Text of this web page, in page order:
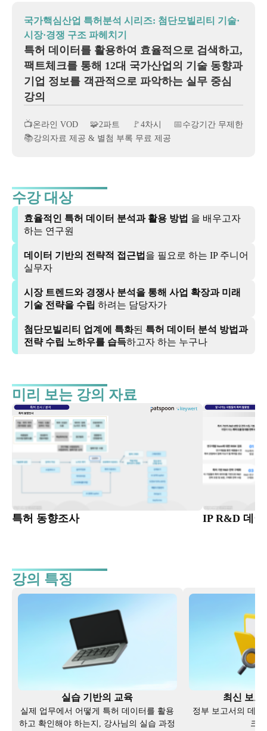
국가핵심산업 특허분석 시리즈: 첨단모빌리티 기술·
시장·경쟁 구조 파헤치기
특허 데이터를 활용하여 효율적으로 검색하고,
팩트체크를 통해 12대 국가산업의 기술 동향과
기업 정보를 객관적으로 파악하는 실무 중심
강의
📺온라인 VOD 🧩2파트 🚩 4차시 📅 수강기간 무제한
📚강의자료 제공 & 별첨 부록 무료 제공
수강 대상
효율적인 특허 데이터 분석과 활용 방법 을 배우고자
하는 연구원
데이터 기반의 전략적 접근법 을 필요로 하는 IP 주니어
실무자
시장 트렌드와 경쟁사 분석을 통해 사업 확장과 미래
기술 전략을 수립 하려는 담당자가
첨단모빌리티 업계에 특화된 특허 데이터 분석 방법과
전략 수립 노하우를 습득하고자 하는 누구나
미리 보는 강의 자료
특허 동향조사 IP R&D 데이
강의 특징
실습 기반의 교육
실제 업무에서 어떻게 특허 데이터를 활용
하고 확인해야 하는지, 강사님의 실습 과정
최신 보고
정부 보고서의 데
크